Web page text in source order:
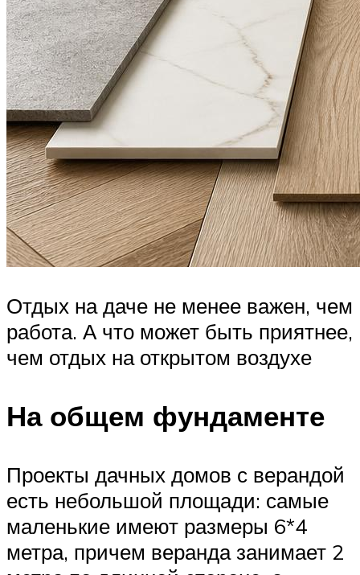
Отдых на даче не менее важен, чем
работа. А что может быть приятнее,
чем отдых на открытом воздухе
На общем фундаменте
Проекты дачных домов с верандой
есть небольшой площади: самые
маленькие имеют размеры 6*4
метра, причем веранда занимает 2